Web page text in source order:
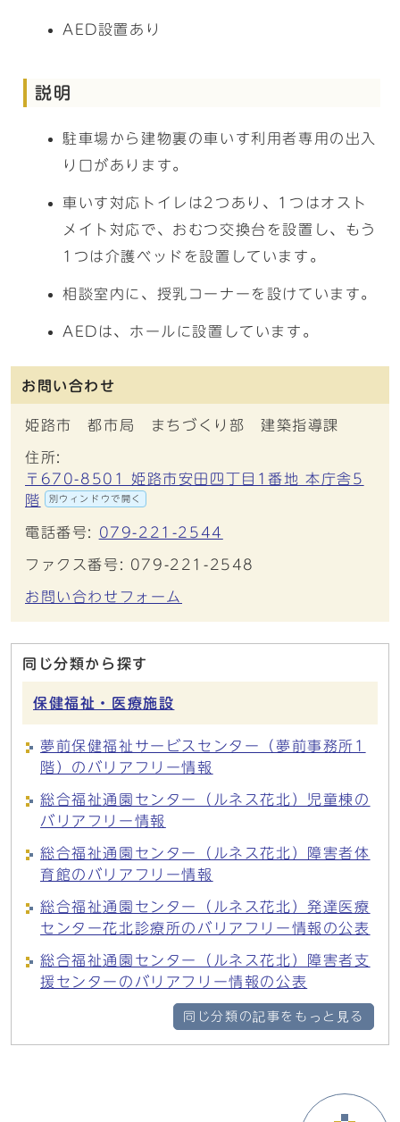
AED設置あり
説明
駐車場から建物裏の車いす利用者専用の出入
り口があります。
車いす対応トイレは2つあり、1つはオスト
メイト対応で、おむつ交換台を設置し、もう
1つは介護ベッドを設置しています。
相談室内に、授乳コーナーを設けています。
AEDは、ホールに設置しています。
お問い合わせ
姫路市 都市局 まちづくり部 建築指導課
住所:
〒670-8501 姫路市安田四丁目1番地 本庁舎5
階
別ウィンドウで開く
電話番号: 079-221-2544
ファクス番号: 079-221-2548
お問い合わせフォーム
同じ分類から探す
保健福祉・医療施設
夢前保健福祉サービスセンター（夢前事務所1
階）のバリアフリー情報
総合福祉通園センター（ルネス花北）児童棟の
バリアフリー情報
総合福祉通園センター（ルネス花北）障害者体
育館のバリアフリー情報
総合福祉通園センター（ルネス花北）発達医療
センター花北診療所のバリアフリー情報の公表
総合福祉通園センター（ルネス花北）障害者支
援センターのバリアフリー情報の公表
同じ分類の記事をもっと見る